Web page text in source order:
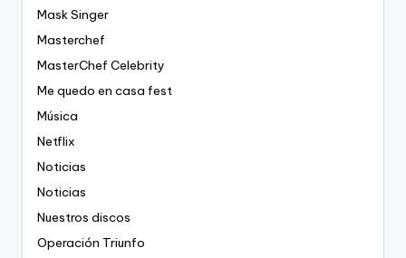
Mask Singer
Masterchef
MasterChef Celebrity
Me quedo en casa fest
Música
Netflix
Noticias
Noticias
Nuestros discos
Operación Triunfo